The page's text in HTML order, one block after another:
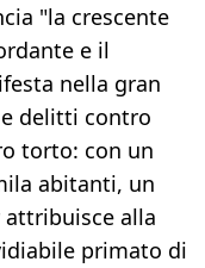
"la crescente
e il
nella gran
delitti contro
torto: con un
abitanti, un
attribuisce alla
primato di